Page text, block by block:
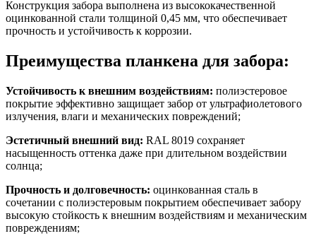
Конструкция забора выполнена из высококачественной
оцинкованной стали толщиной 0,45 мм, что обеспечивает
прочность и устойчивость к коррозии.
Преимущества планкена для забора:
Устойчивость к внешним воздействиям: полиэстеровое
покрытие эффективно защищает забор от ультрафиолетового
излучения, влаги и механических повреждений;
Эстетичный внешний вид: RAL 8019 сохраняет
насыщенность оттенка даже при длительном воздействии
солнца;
Прочность и долговечность: оцинкованная сталь в
сочетании с полиэстеровым покрытием обеспечивает забору
высокую стойкость к внешним воздействиям и механическим
повреждениям;